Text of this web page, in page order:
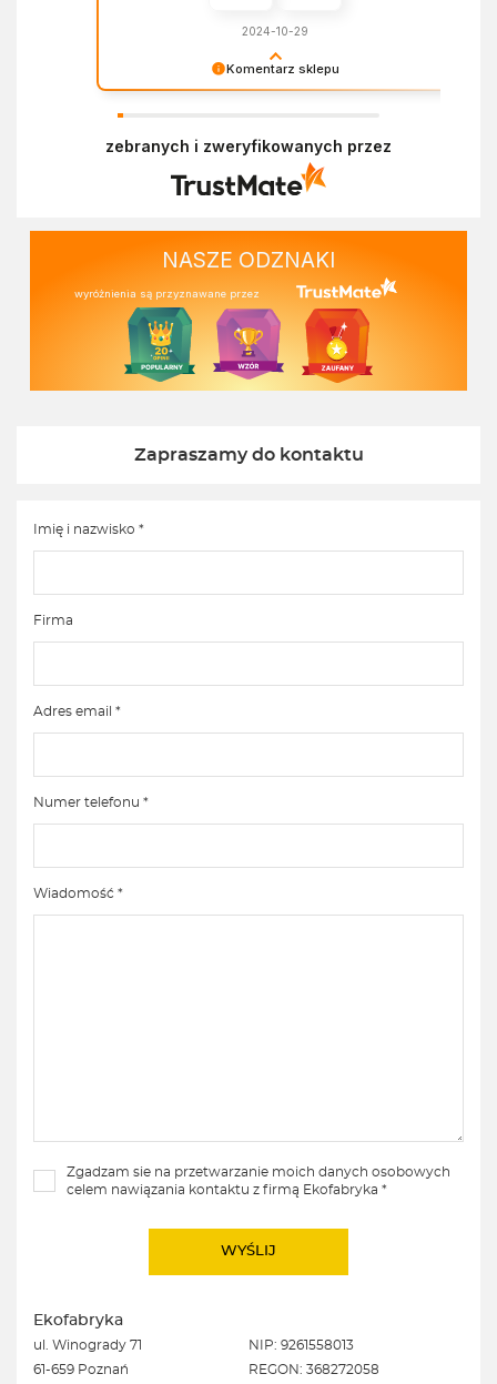
Komentarz sklepu
doświadczeniem. Z pozdrowieniami, Zespół
2024-10-29
zebranych i zweryfikowanych przez
NASZE ODZNAKI
wyróżnienia są przyznawane przez
Zapraszamy do kontaktu
Imię i nazwisko *
Firma
Adres email *
Numer telefonu *
Wiadomość *
Zgadzam sie na przetwarzanie moich danych osobowych
celem nawiązania kontaktu z firmą Ekofabryka *
Ekofabryka
ul. Winogrady 71
61-659 Poznań
NIP: 9261558013
REGON: 368272058